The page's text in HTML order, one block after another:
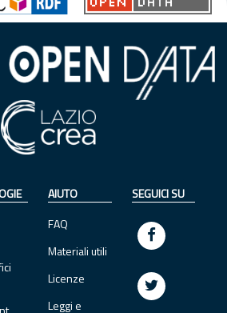
AIUTO
FAQ
Materiali utili
Licenze
Leggi e
SEGUICI SU